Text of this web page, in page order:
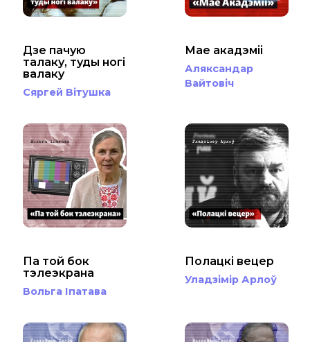
Дзе пачую
талаку, туды ногі
валаку
Сяргей Вітушка
Мае акадэміі
Аляксандар
Вайтовіч
Па той бок
тэлеэкрана
Вольга Іпатава
Полацкі вецер
Уладзімір Арлоў